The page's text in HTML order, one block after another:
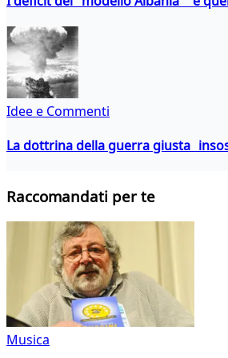
Idee e Commenti
La dottrina della guerra giusta
Raccomandati per te
Musica